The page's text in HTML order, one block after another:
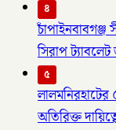
৪
চাঁপাইনবাবগঞ্জ
সিরাপ
৫
অতিরিক্ত